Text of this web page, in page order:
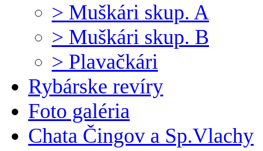
> Muškári skup. A
> Muškári skup. B
> Plavačkári
Rybárske revíry
Foto galéria
Chata Čingov a Sp.Vlachy